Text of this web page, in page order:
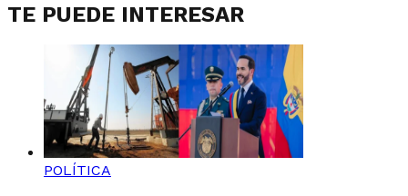
TE PUEDE INTERESAR
POLÍTICA